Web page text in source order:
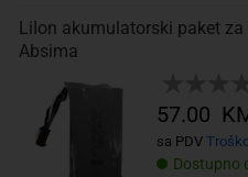
LiIon akumulatorski paket
Absima
Dostupno
57.00
sa PDV